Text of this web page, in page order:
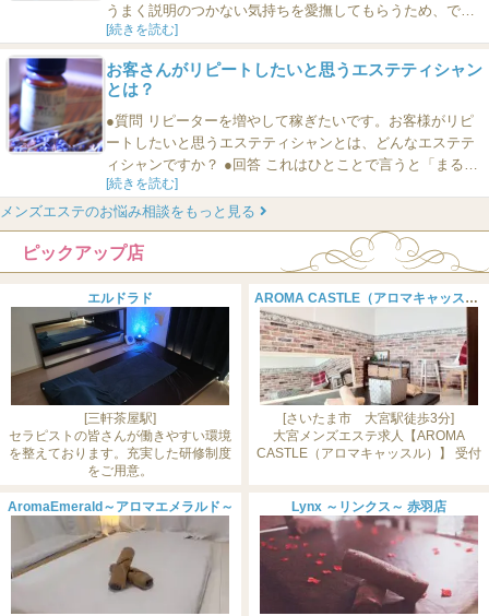
うまく説明のつかない気持ちを愛撫してもらうため、で
す。 メンズエステでオイルマッサージなどを受けている
女子が自分の身体を丁寧に触ってくれるからです。そんな
こと、メンズエステ以外の場所では起こりえないことで
す。 ...
[続きを読む]
お客さんがリピートしたいと思うエステティシャン
とは？
●質問 リピーターを増やして稼ぎたいです。お客様がリピ
ートしたいと思うエステティシャンとは、どんなエステテ
ィシャンですか？ ●回答 これはひとことで言うと「まるで
兄妹（弟姉）のような」関係でいられるエステティシャン
ですね。 身内のように、なんの気兼ねもなく、でもお互い
に別の人間なのだから最低限のマナーをもち、思いやりに
あふれるエステティシャンだと、男は何回も通いたくなり
ます。 ...
[続きを読む]
メンズエステのお悩み相談をもっと見る
ピックアップ店
エルドラド
[三軒茶屋駅]
セラピストの皆さんが働きやすい環境
を整えております。充実した研修制度
をご用意。
AROMA CASTLE（アロマキャッスル）
[さいたま市 大宮駅徒歩3分]
大宮メンズエステ求人【AROMA
CASTLE（アロマキャッスル）】 受付
AromaEmerald～アロマエメラルド～ Lynx ～リンクス～ 赤羽店